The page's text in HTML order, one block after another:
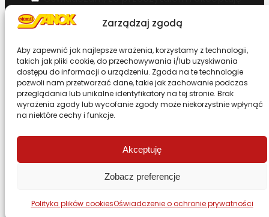
Zarządzaj zgodą
Aby zapewnić jak najlepsze wrażenia, korzystamy z technologii,
takich jak pliki cookie, do przechowywania i/lub uzyskiwania
dostępu do informacji o urządzeniu. Zgoda na te technologie
pozwoli nam przetwarzać dane, takie jak zachowanie podczas
przeglądania lub unikalne identyfikatory na tej stronie. Brak
wyrażenia zgody lub wycofanie zgody może niekorzystnie wpłynąć
na niektóre cechy i funkcje.
Akceptuję
Zobacz preferencje
Polityka plików cookiesOświadczenie o ochronie prywatności
warunki korzystania z serwisu
Design & Code by Foxstudio.eu
Przewiń stronę do góry